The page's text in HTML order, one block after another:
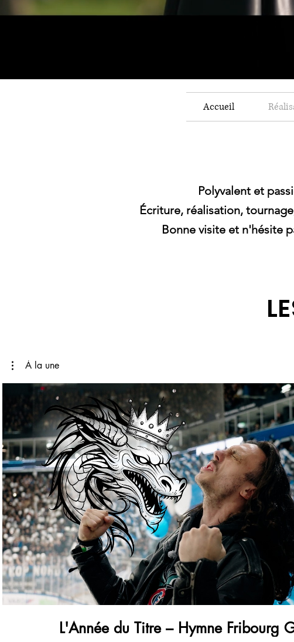
Accueil
Polyvalent et
Écriture, réalisation,
Bonne visite et n'hésite
À la une
Lire la vidéo
L'Année du Titre – Hymne Fribourg